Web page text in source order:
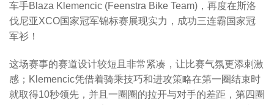
车手Blaza Klemencic (Feenstra Bike Team)，再度在斯洛
伐尼亚XCO国家冠军锦标赛展现实力，成功三连霸国家冠
军衫！
这场赛事的赛道设计较短且非常紧凑，让比赛气氛更添刺激
感；Klemencic凭借着骑乘技巧和进攻策略在第一圈结束时
就取得10秒领先，并且一圈圈的拉开与对手的差距，第四圈